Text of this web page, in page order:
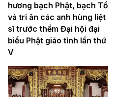
hương bạch Phật, bạch Tổ
và tri ân các anh hùng liệt
sĩ trước thềm Đại hội đại
biểu Phật giáo tỉnh lần thứ
V